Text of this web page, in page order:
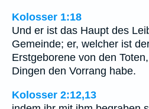
Kolosser 1:18
Und er ist das Haupt des
Gemeinde; er, welcher ist
Erstgeborene von den
Dingen den Vorrang habe.
Kolosser 2:12,13